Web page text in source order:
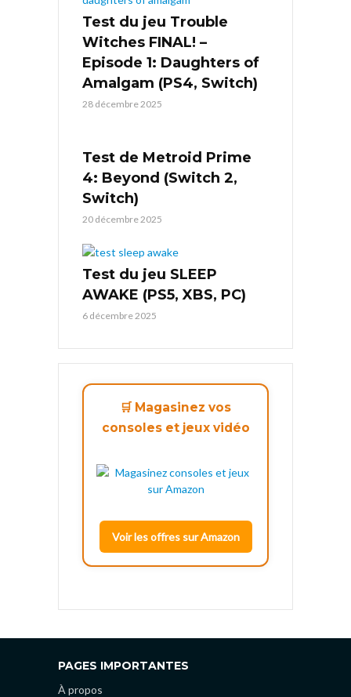
Test du jeu Trouble
Witches FINAL! –
Episode 1: Daughters of
Amalgam (PS4, Switch)
28 décembre 2025
Test de Metroid Prime
4: Beyond (Switch 2,
Switch)
20 décembre 2025
Test du jeu SLEEP
AWAKE (PS5, XBS, PC)
6 décembre 2025
🛒 Magasinez vos
consoles et jeux vidéo
Voir les offres sur Amazon
PAGES IMPORTANTES
À propos